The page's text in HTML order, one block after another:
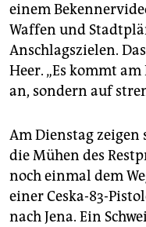
einem
Waffen und
Anschlagszielen.
Heer. „Es kommt
an, sondern auf
Am Dienstag zeigen
die Mühen des
noch einmal dem
einer Ceska-83-
nach Jena. Ein